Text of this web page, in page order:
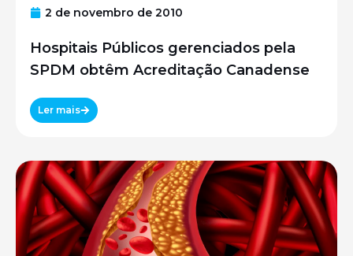
2 de novembro de 2010
Hospitais Públicos gerenciados pela
SPDM obtêm Acreditação Canadense
Ler mais